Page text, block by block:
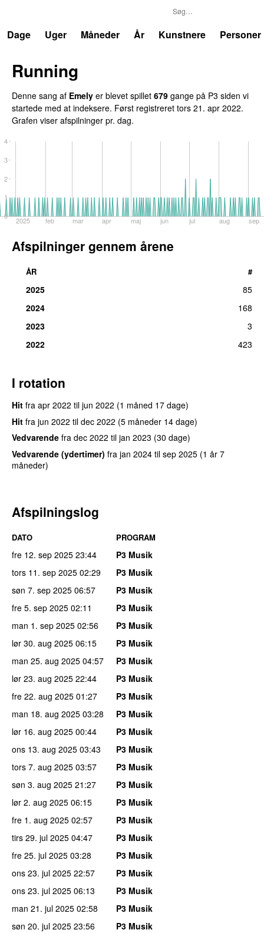
Dage
Uger Måneder År Kunstnere Personer
Running
Denne sang af Emely er blevet spillet 679 gange på P3 siden vi
startede med at indeksere. Først registreret tors 21. apr 2022.
Grafen viser afspilninger pr. dag.
2025 feb mar apr maj jun jul aug sep
0
1
2
3
4
Afspilninger gennem årene
ÅR #
2025
85
2024
168
2023
3
2022
423
I rotation
Hit fra apr 2022 til jun 2022 (1 måned 17 dage)
Hit fra jun 2022 til dec 2022 (5 måneder 14 dage)
Vedvarende fra dec 2022 til jan 2023 (30 dage)
Vedvarende (ydertimer) fra jan 2024 til sep 2025 (1 år 7
måneder)
Afspilningslog
DATO PROGRAM
fre 12. sep 2025 23:44
P3 Musik
tors 11. sep 2025 02:29
P3 Musik
søn 7. sep 2025 06:57
P3 Musik
fre 5. sep 2025 02:11
P3 Musik
man 1. sep 2025 02:56
P3 Musik
lør 30. aug 2025 06:15
P3 Musik
man 25. aug 2025 04:57
P3 Musik
lør 23. aug 2025 22:44
P3 Musik
fre 22. aug 2025 01:27
P3 Musik
man 18. aug 2025 03:28
P3 Musik
lør 16. aug 2025 00:44
P3 Musik
ons 13. aug 2025 03:43
P3 Musik
tors 7. aug 2025 03:57
P3 Musik
søn 3. aug 2025 21:27
P3 Musik
lør 2. aug 2025 06:15
P3 Musik
fre 1. aug 2025 02:57
P3 Musik
tirs 29. jul 2025 04:47
P3 Musik
fre 25. jul 2025 03:28
P3 Musik
ons 23. jul 2025 22:57
P3 Musik
ons 23. jul 2025 06:13
P3 Musik
man 21. jul 2025 02:58
P3 Musik
søn 20. jul 2025 23:56
P3 Musik